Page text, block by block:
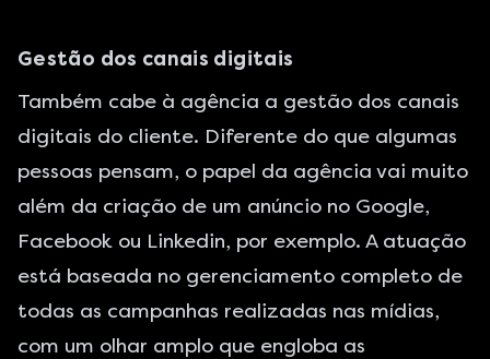
Gestão dos canais digitais
Também cabe à agência a gestão dos canais
digitais do cliente. Diferente do que algumas
pessoas pensam, o papel da agência vai muito
além da criação de um anúncio no Google,
Facebook ou Linkedin, por exemplo. A atuação
está baseada no gerenciamento completo de
todas as campanhas realizadas nas mídias,
com um olhar amplo que engloba as